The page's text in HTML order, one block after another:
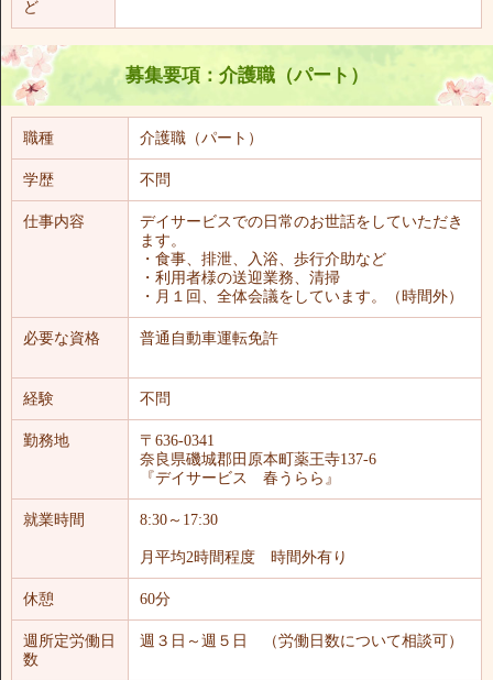
ど
募集要項：介護職（パート）
職種 介護職（パート）
学歴 不問
仕事内容
デイサービスでの日常のお世話をしていただき
ます。
・食事、排泄、入浴、歩行介助など
・利用者様の送迎業務、清掃
・月１回、全体会議をしています。（時間外）
必要な資格 普通自動車運転免許
経験 不問
勤務地
〒636-0341
奈良県磯城郡田原本町薬王寺137-6
『デイサービス 春うらら』
就業時間 8:30～17:30
月平均2時間程度 時間外有り
休憩 60分
週所定労働日
数
週３日～週５日 （労働日数について相談可）